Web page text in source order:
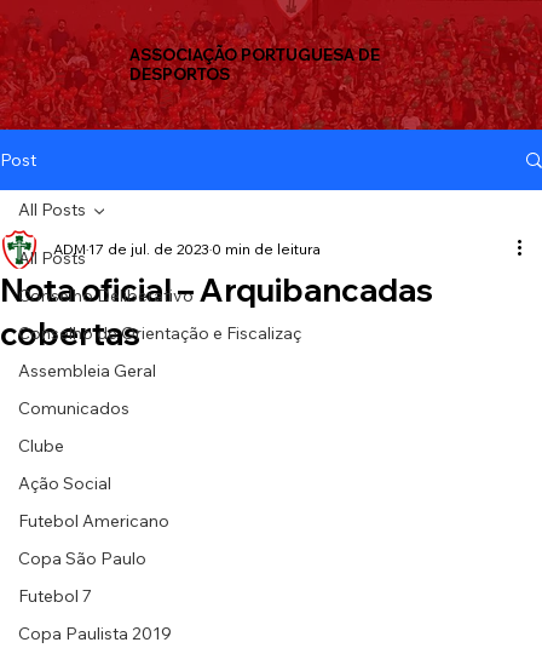
ASSOCIAÇÃO PORTUGUESA DE
DESPORTOS
Post
All Posts
Conselho Deliberativo
Conselho de Orientação e Fiscalizaç
Assembleia Geral
Comunicados
Clube
Ação Social
Futebol Americano
Copa São Paulo
Futebol 7
Copa Paulista 2019
All Posts
Nota oficial – Arquibancadas
cobertas
ADM 17 de jul. de 2023 0 min de leitura